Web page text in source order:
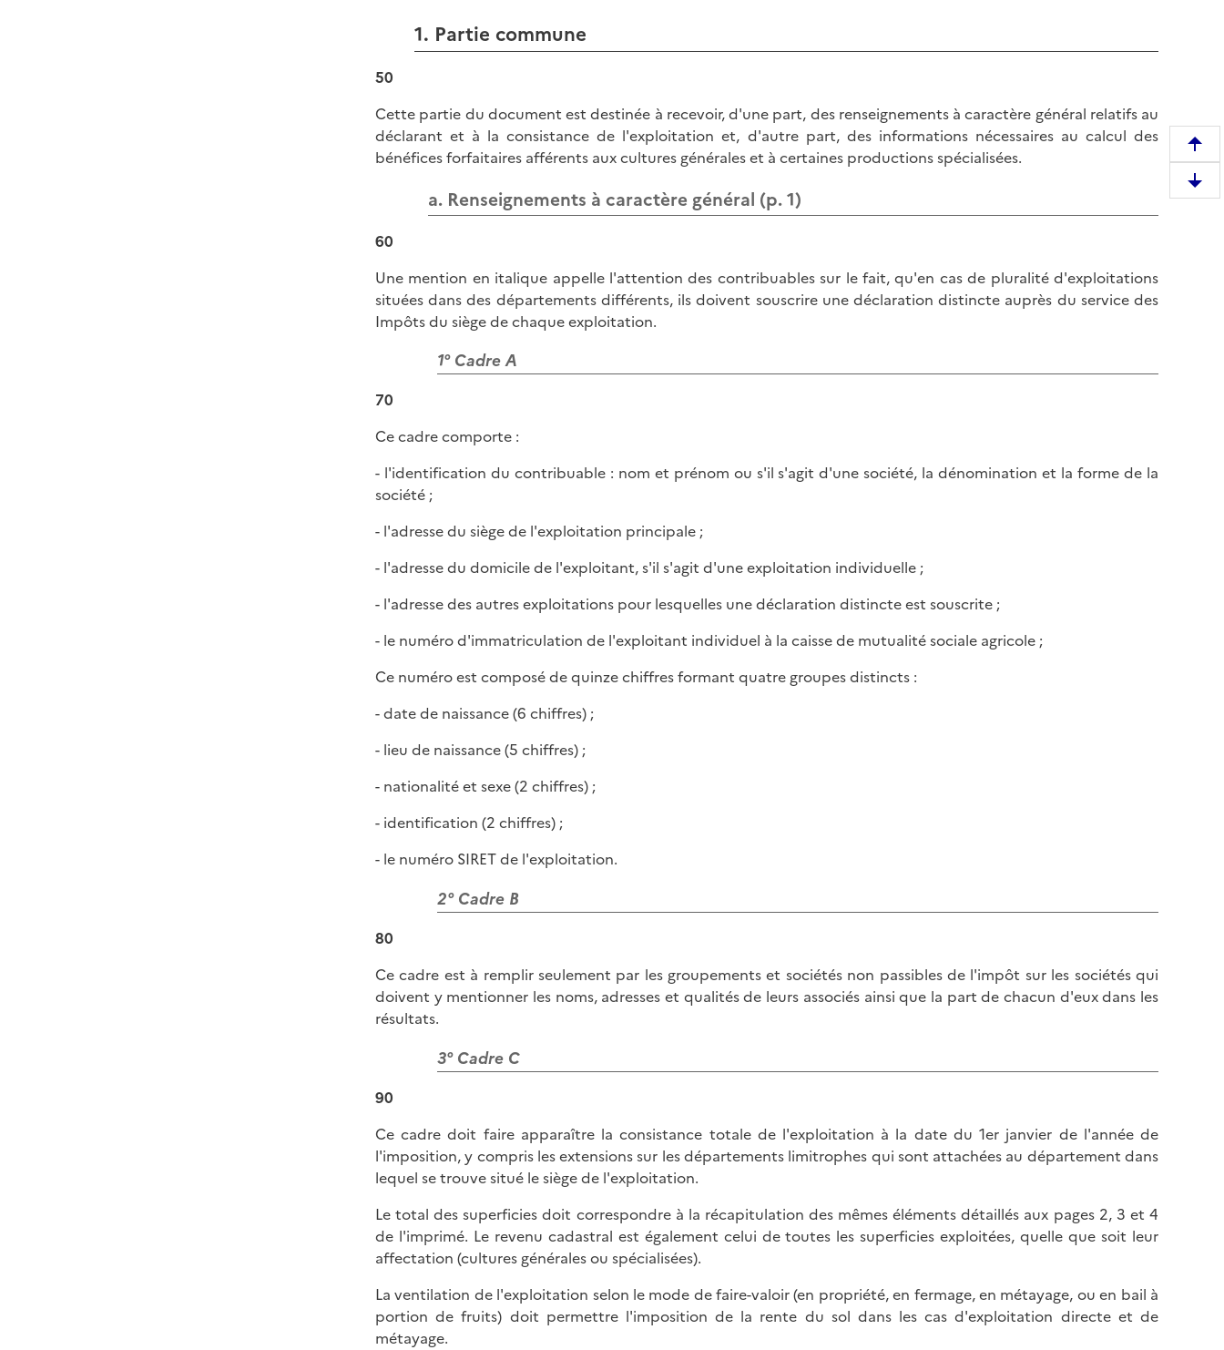
1. Partie commune
50
Cette partie du document est destinée à recevoir, d'une part, des renseignements à caractère général relatifs au
déclarant et à la consistance de l'exploitation et, d'autre part, des informations nécessaires au calcul des
bénéfices forfaitaires afférents aux cultures générales et à certaines productions spécialisées.
a. Renseignements à caractère général (p. 1)
60
Une mention en italique appelle l'attention des contribuables sur le fait, qu'en cas de pluralité d'exploitations
situées dans des départements différents, ils doivent souscrire une déclaration distincte auprès du service des
Impôts du siège de chaque exploitation.
1° Cadre A
70
Ce cadre comporte :
- l'identification du contribuable : nom et prénom ou s'il s'agit d'une société, la dénomination et la forme de la
société ;
- l'adresse du siège de l'exploitation principale ;
- l'adresse du domicile de l'exploitant, s'il s'agit d'une exploitation individuelle ;
- l'adresse des autres exploitations pour lesquelles une déclaration distincte est souscrite ;
- le numéro d'immatriculation de l'exploitant individuel à la caisse de mutualité sociale agricole ;
Ce numéro est composé de quinze chiffres formant quatre groupes distincts :
- date de naissance (6 chiffres) ;
- lieu de naissance (5 chiffres) ;
- nationalité et sexe (2 chiffres) ;
- identification (2 chiffres) ;
- le numéro SIRET de l'exploitation.
2° Cadre B
80
Ce cadre est à remplir seulement par les groupements et sociétés non passibles de l'impôt sur les sociétés qui
doivent y mentionner les noms, adresses et qualités de leurs associés ainsi que la part de chacun d'eux dans les
résultats.
3° Cadre C
90
Ce cadre doit faire apparaître la consistance totale de l'exploitation à la date du 1er janvier de l'année de
l'imposition, y compris les extensions sur les départements limitrophes qui sont attachées au département dans
lequel se trouve situé le siège de l'exploitation.
Le total des superficies doit correspondre à la récapitulation des mêmes éléments détaillés aux pages 2, 3 et 4
de l'imprimé. Le revenu cadastral est également celui de toutes les superficies exploitées, quelle que soit leur
affectation (cultures générales ou spécialisées).
La ventilation de l'exploitation selon le mode de faire-valoir (en propriété, en fermage, en métayage, ou en bail à
portion de fruits) doit permettre l'imposition de la rente du sol dans les cas d'exploitation directe et de
métayage.
e
m
D